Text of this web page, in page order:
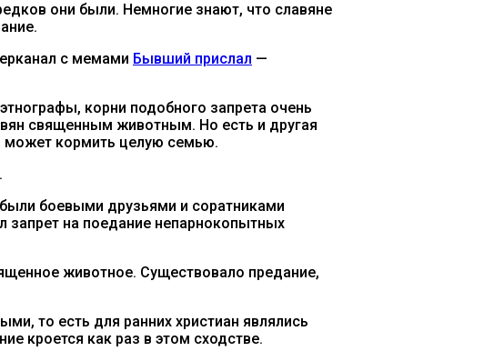
они были. Немногие знают, что славяне
с мемами Бывший прислал —
корни подобного запрета очень
священным животным. Но есть и другая
может кормить целую семью.
боевыми друзьями и соратниками
запрет на поедание непарнокопытных
животное. Существовало предание,
то есть для ранних христиан являлись
кроется как раз в этом сходстве.